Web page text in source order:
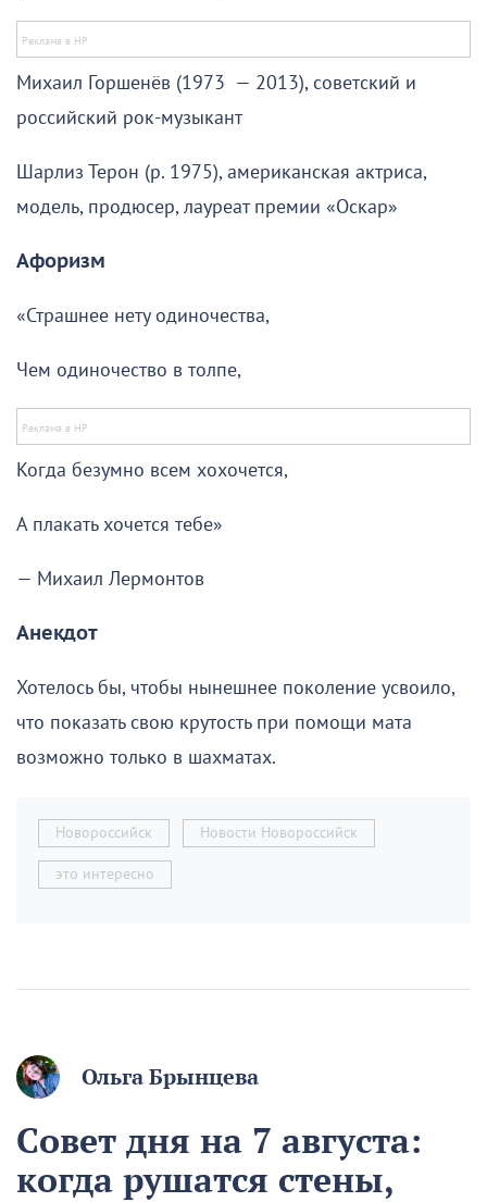
Михаил Горшенёв (1973 — 2013), советский и
российский рок-музыкант
Шарлиз Терон (р. 1975), американская актриса,
модель, продюсер, лауреат премии «Оскар»
Афоризм
«Страшнее нету одиночества,
Чем одиночество в толпе,
Когда безумно всем хохочется,
А плакать хочется тебе»
— Михаил Лермонтов
Анекдот
Хотелось бы, чтобы нынешнее поколение усвоило,
что показать свою крутость при помощи мата
возможно только в шахматах.
Новороссийск Новости Новороссийск
это интересно
Ольга Брынцева
Совет дня на 7 августа:
когда рушатся стены,